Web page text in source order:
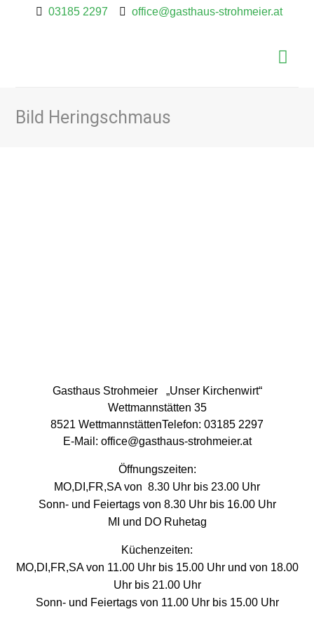
03185 2297 office@gasthaus-strohmeier.at
Bild Heringschmaus
Gasthaus Strohmeier „Unser Kirchenwirt“
Wettmannstätten 35
8521 WettmannstättenTelefon: 03185 2297
E-Mail: office@gasthaus-strohmeier.at
Öffnungszeiten:
MO,DI,FR,SA von 8.30 Uhr bis 23.00 Uhr
Sonn- und Feiertags von 8.30 Uhr bis 16.00 Uhr
MI und DO Ruhetag
Küchenzeiten:
MO,DI,FR,SA von 11.00 Uhr bis 15.00 Uhr und von 18.00
Uhr bis 21.00 Uhr
Sonn- und Feiertags von 11.00 Uhr bis 15.00 Uhr